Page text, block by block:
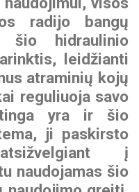
radijo bangų
šio hidraulinio
leidžianti
atraminių kojų
reguliuoja savo
yra ir šio
ji paskirsto
į
naudojamas šio